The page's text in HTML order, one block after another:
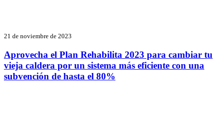
21 de noviembre de 2023
Aprovecha el Plan Rehabilita 2023 para cambiar tu
vieja caldera por un sistema más eficiente con una
subvención de hasta el 80%